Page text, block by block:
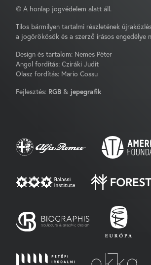
© A honlap jogvédelem alatt áll.
Tilos bármilyen tartalmi részletének
a jogörökösök és a szerző írásos engedélye
Design és tartalom: Nemes Péter
Angol fordítás: Cziráki Judit
Olasz fordítás: Mario Cossu
Fejlesztés: RGB & jepegrafik